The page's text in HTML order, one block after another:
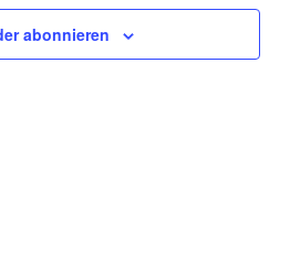
abonnieren